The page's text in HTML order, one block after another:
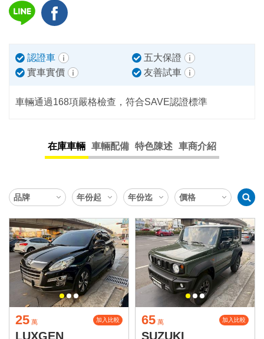
認證車
五大保證
實車實價
友善試車
車輛通過168項嚴格檢查，符合SAVE認證標準
在庫車輛 車輛配備 特色陳述 車商介紹
25 萬 加入比較
LUXGEN
65 萬 加入比較
SUZUKI